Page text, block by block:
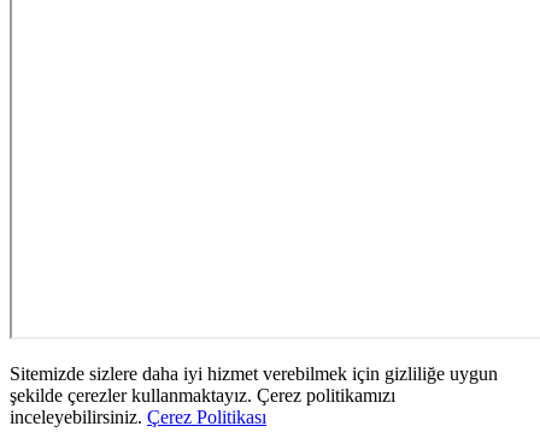
Sitemizde sizlere daha iyi hizmet verebilmek için gizliliğe uygun
şekilde çerezler kullanmaktayız. Çerez politikamızı
inceleyebilirsiniz. Çerez Politikası